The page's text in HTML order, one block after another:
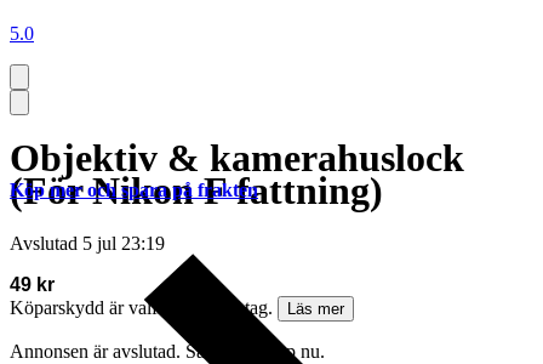
5.0
Objektiv & kamerahuslock
(För Nikon F fattning)
Avslutad 5 jul 23:19
49 kr
Köparskydd är valfritt hos företag.
Läs mer
Annonsen är avslutad. Såld med Köp nu.
Köp mer och spara på frakten